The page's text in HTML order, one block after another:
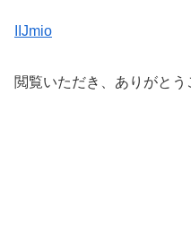
IIJmio
閲覧いただき、ありがとう